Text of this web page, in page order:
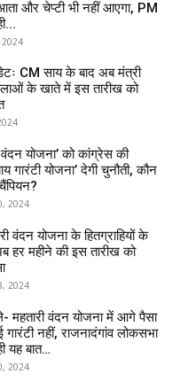
और चेप्टी भी नहीं आएगा, PM
CM साय के बाद अब मंत्री
के खाते में इस तारीख को
योजना’ को कांग्रेस की
गारंटी योजना’ देगी चुनौती, कौन
2024
वंदन योजना के हितग्राहियों के
हर महीने की इस तारीख को
2024
महतारी वंदन योजना में आगे पैसा
गारंटी नहीं, राजनादंगांव लोकसभा
यह बात…
2024